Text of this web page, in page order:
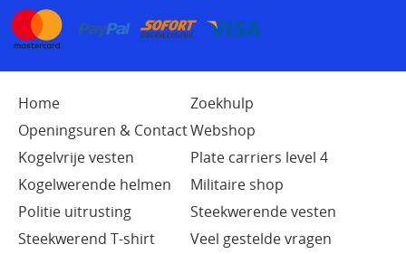
Home
Zoekhulp
Openingsuren & ContactWebshop
Kogelvrije vesten
Plate carriers level 4
Kogelwerende helmen
Militaire shop
Politie uitrusting
Steekwerende vesten
Steekwerend T-shirt
Veel gestelde vragen